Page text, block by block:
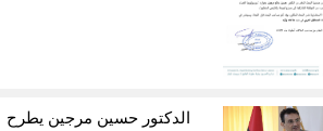
الدكتور حسين مرجين يطرح